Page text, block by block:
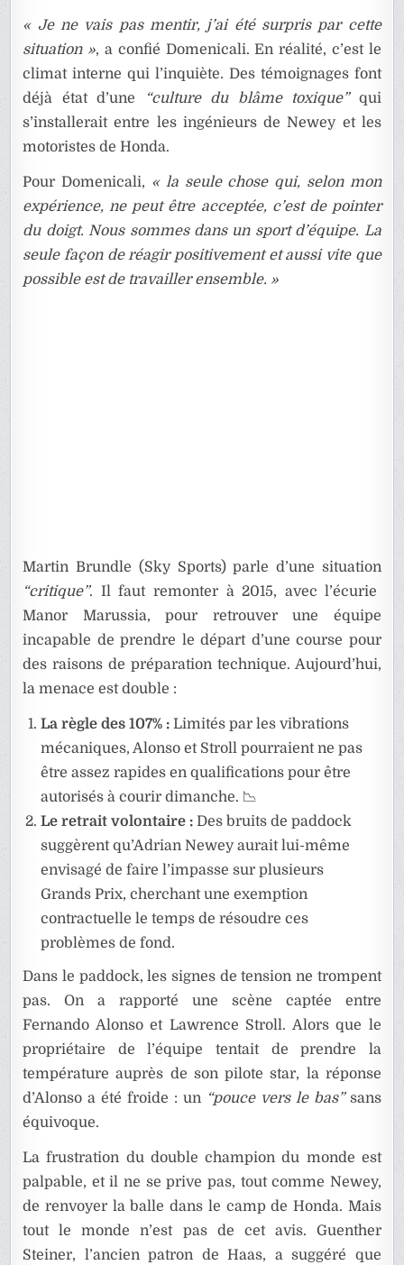
« Je ne vais pas mentir, j’ai été surpris par cette
situation », a confié Domenicali. En réalité, c’est le
climat interne qui l’inquiète. Des témoignages font
déjà état d’une
“culture du blâme toxique”qui
s’installerait entre les ingénieurs de Newey et les
motoristes de Honda.
Pour Domenicali, « la seule chose qui, selon mon
expérience, ne peut être acceptée, c’est de pointer
du doigt. Nous sommes dans un sport d’équipe. La
seule façon de réagir positivement et aussi vite que
possible est de travailler ensemble. »
Martin Brundle (Sky Sports) parle d’une situation
“critique”. Il faut remonter à 2015, avec l’écurie
Manor Marussia, pour retrouver une équipe
incapable de prendre le départ d’une course pour
des raisons de préparation technique. Aujourd’hui,
la menace est double :
La règle des 107% : Limités par les vibrations
mécaniques, Alonso et Stroll pourraient ne pas
être assez rapides en qualifications pour être
autorisés à courir dimanche. 📉
Le retrait volontaire : Des bruits de paddock
suggèrent qu’Adrian Newey aurait lui-même
envisagé de faire l’impasse sur plusieurs
Grands Prix, cherchant une exemption
contractuelle le temps de résoudre ces
problèmes de fond.
Dans le paddock, les signes de tension ne trompent
pas. On a rapporté une scène captée entre
Fernando Alonso et Lawrence Stroll. Alors que le
propriétaire de l’équipe tentait de prendre la
température auprès de son pilote star, la réponse
d’Alonso a été froide : un “pouce vers le bas”sans
équivoque.
La frustration du double champion du monde est
palpable, et il ne se prive pas, tout comme Newey,
de renvoyer la balle dans le camp de Honda. Mais
tout le monde n’est pas de cet avis. Guenther
Steiner, l’ancien patron de Haas, a suggéré que